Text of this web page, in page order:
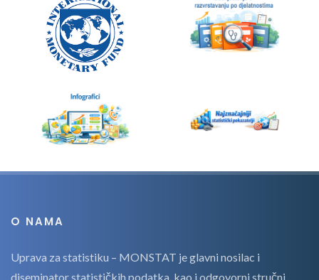
O NAMA
Uprava za statistiku – MONSTAT je glavni nosilac i
diseminator statističkih podatka, kao i odgovorni stručni